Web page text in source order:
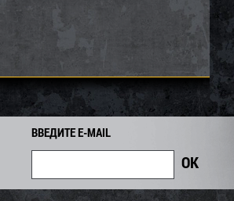
24 385 i
Экономия
28 346i
ВВЕДИТЕ E-MAIL